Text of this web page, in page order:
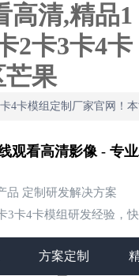
高清,精品1
2卡3卡4卡
芒果
卡模组定制厂家官网！
观看高清影像 - 专
产品 定制研发解决方案
4卡模组研发经验，快
方案定制